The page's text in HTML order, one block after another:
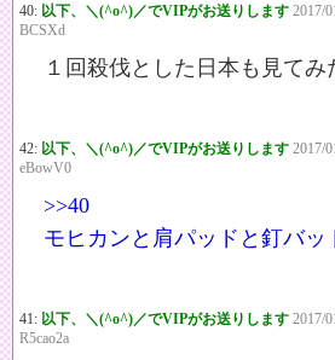
40: 以下、＼(^o^)／でVIPがお送りします 2017/
BCSXd
１回殺伐とした日本も見てみ
42: 以下、＼(^o^)／でVIPがお送りします 2017/
eBowV0
>>40
モヒカンと肩パッドと釘バッ
41: 以下、＼(^o^)／でVIPがお送りします 2017/
R5cao2a